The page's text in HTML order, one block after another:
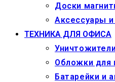
Доски
Аксессуары
ТЕХНИКА ДЛЯ ОФИСА
Обложки для
Батарейки и